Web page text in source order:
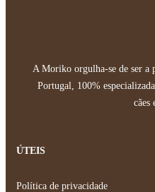
A Moriko orgulha-se de ser a
Portugal, 100%
cães
ÚTEIS
Política de privacidade